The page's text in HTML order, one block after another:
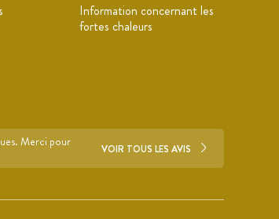
Information concernant les
fortes chaleurs
Merci pour
VOIR TOUS LES AVIS